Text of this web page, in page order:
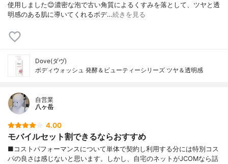
使用しました😊濃密な泡で古い角質によるくすみを落として、ツヤと透
明感のある肌に導いてくれるボデ…続きを見る
Dove(ダヴ)
ボディウォッシュ 発酵＆ビューティーシリーズ ツヤ＆透明感
自営業
八ヶ岳
4.00
モバイルセット割できるならおすすめ
■コストパフォーマンスについて単体で契約し利用する分には特別コス
パの良さは感じないと思います。しかし、自宅のネットがJCOMなら話